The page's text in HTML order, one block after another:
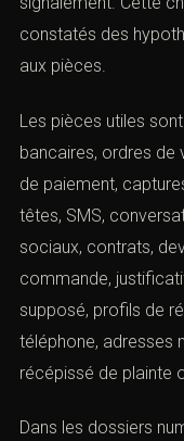
constatés des
aux pièces.
Les pièces utiles
bancaires, ordres de
de paiement,
têtes, SMS,
sociaux, contrats,
commande,
supposé, profils de
téléphone, adresses
récépissé de plainte
Dans les dossiers